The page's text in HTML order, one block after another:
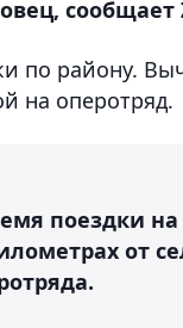
сообщает
по району.
на оперотряд.
поездки на
от